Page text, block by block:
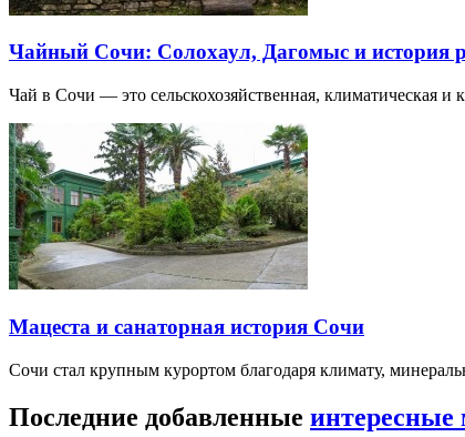
Чайный Сочи: Солохаул, Дагомыс и история
Чай в Сочи — это сельскохозяйственная, климатическая и
Мацеста и санаторная история Сочи
Сочи стал крупным курортом благодаря климату,
Последние добавленные интересные